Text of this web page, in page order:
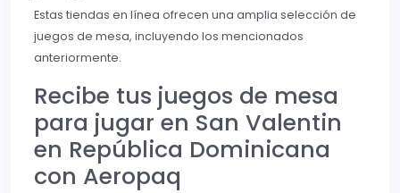
Estas tiendas en línea ofrecen una amplia selección de
juegos de mesa, incluyendo los mencionados
anteriormente.
Recibe tus juegos de mesa
para jugar en San Valentin
en República Dominicana
con Aeropaq